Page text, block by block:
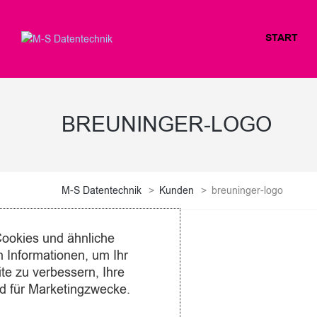
START
BREUNINGER-LOGO
M-S Datentechnik > Kunden > breuninger-logo
0 comments
und ähnliche
Informationen, um Ihr
zu verbessern, Ihre
für Marketingzwecke.